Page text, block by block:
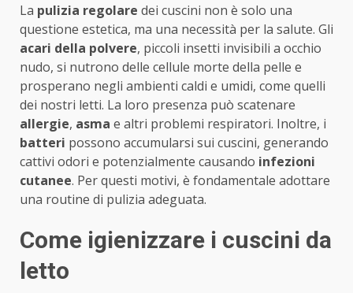
La pulizia regolare dei cuscini non è solo una
questione estetica, ma una necessità per la salute. Gli
acari della polvere, piccoli insetti invisibili a occhio
nudo, si nutrono delle cellule morte della pelle e
prosperano negli ambienti caldi e umidi, come quelli
dei nostri letti. La loro presenza può scatenare
allergie, asma e altri problemi respiratori. Inoltre, i
batteri possono accumularsi sui cuscini, generando
cattivi odori e potenzialmente causando infezioni
cutanee. Per questi motivi, è fondamentale adottare
una routine di pulizia adeguata.
Come igienizzare i cuscini da
letto